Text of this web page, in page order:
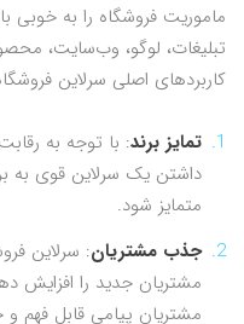
ماموریت فروشگاه را به خوبی
تبلیغات، لوگو، وب‌سایت،
کاربردهای اصلی سرلاین
تمایز برند: با توجه به
داشتن یک سرلاین قوی به
متمایز شود.
جذب مشتریان: سرلاین
مشتریان جدید را افزایش
مشتریان پیامی قابل فهم و